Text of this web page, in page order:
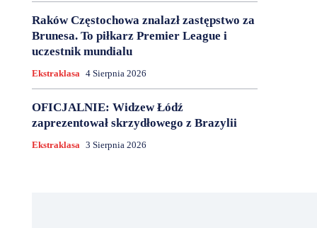
Raków Częstochowa znalazł zastępstwo za
Brunesa. To piłkarz Premier League i
uczestnik mundialu
Ekstraklasa 4 Sierpnia 2026
OFICJALNIE: Widzew Łódź
zaprezentował skrzydłowego z Brazylii
Ekstraklasa 3 Sierpnia 2026